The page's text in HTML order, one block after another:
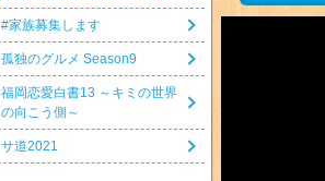
#家族募集します
孤独のグルメ Season9
福岡恋愛白書13 ～キミの世界
の向こう側～
サ道2021